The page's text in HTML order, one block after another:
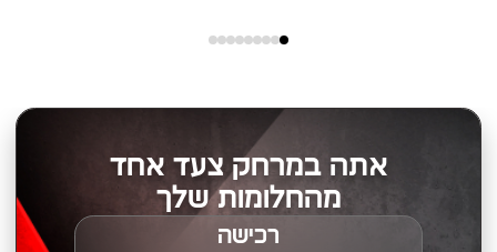
אתה במרחק צעד אחד
מהחלומות שלך
רכישה